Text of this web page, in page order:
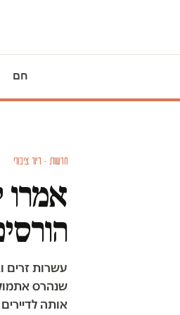
חם
חדשות · דיור ציבורי
אמרו
עשרות זרים
שנהרס
אותה